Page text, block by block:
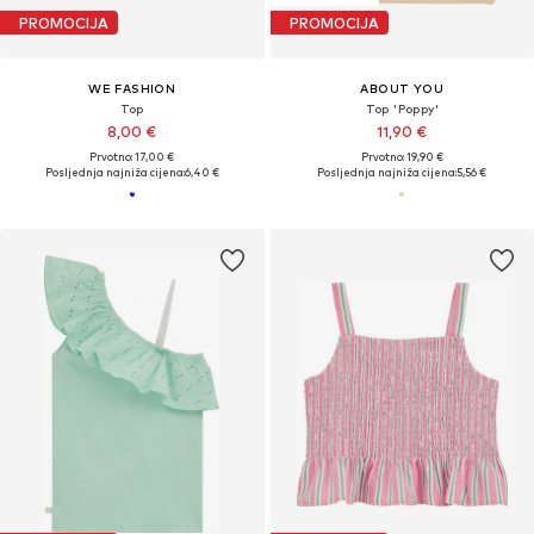
PROMOCIJA
WE FASHION
Top
8,00 €
Prvotno: 17,00 €
Posljednja najniža cijena:6,40 €
PROMOCIJA
ABOUT YOU
Top 'Poppy'
11,90 €
Prvotno: 19,90 €
Posljednja najniža cijena:5,56 €